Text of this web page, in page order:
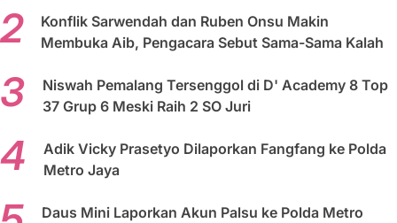
Konflik Sarwendah dan Ruben Onsu Makin
Membuka Aib, Pengacara Sebut Sama-Sama Kalah
Niswah Pemalang Tersenggol di D' Academy 8 Top
37 Grup 6 Meski Raih 2 SO Juri
Adik Vicky Prasetyo Dilaporkan Fangfang ke Polda
Metro Jaya
Daus Mini Laporkan Akun Palsu ke Polda Metro